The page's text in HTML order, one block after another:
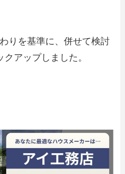
りを基準に、併せて検討
アップしました。